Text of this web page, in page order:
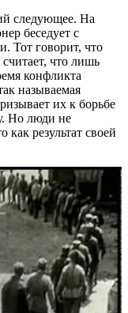
следующее. На
беседует с
Тот говорит, что
что лишь
конфликта
называемая
их к борьбе
Но люди не
результат своей